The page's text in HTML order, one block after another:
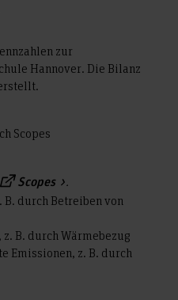
zur
Hannover. Die Bilanz
Scopes
.
durch Betreiben von
B. durch Wärmebezug
Emissionen, z. B. durch